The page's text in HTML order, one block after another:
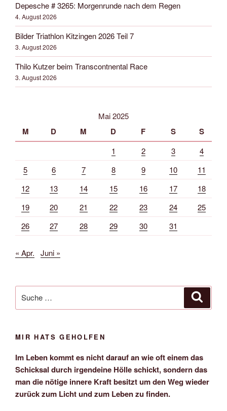
Depesche # 3265: Morgenrunde nach dem Regen
4. August 2026
Bilder Triathlon Kitzingen 2026 Teil 7
3. August 2026
Thilo Kutzer beim Transcontnental Race
3. August 2026
Mai 2025
M D M D F S S
1 2 3
4
5
6 7 8 9 10
11
12
13 14 15 16 17
18
19
20 21 22 23 24
25
26
27 28 29 30 31
« Apr. Juni »
nach:
MIR HATS GEHOLFEN
Im Leben kommt es nicht darauf an wie oft einem das
Schicksal durch irgendeine Hölle schickt, sondern das
man die nötige innere Kraft besitzt um den Weg wieder
zurück zum Licht und zum Leben zu finden.